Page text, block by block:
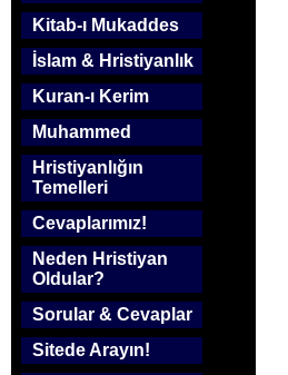
Kitab-ı Mukaddes
İslam & Hristiyanlık
Kuran-ı Kerim
Muhammed
Hristiyanlığın
Temelleri
Cevaplarımız!
Neden Hristiyan
Oldular?
Sorular & Cevaplar
Sitede Arayın!